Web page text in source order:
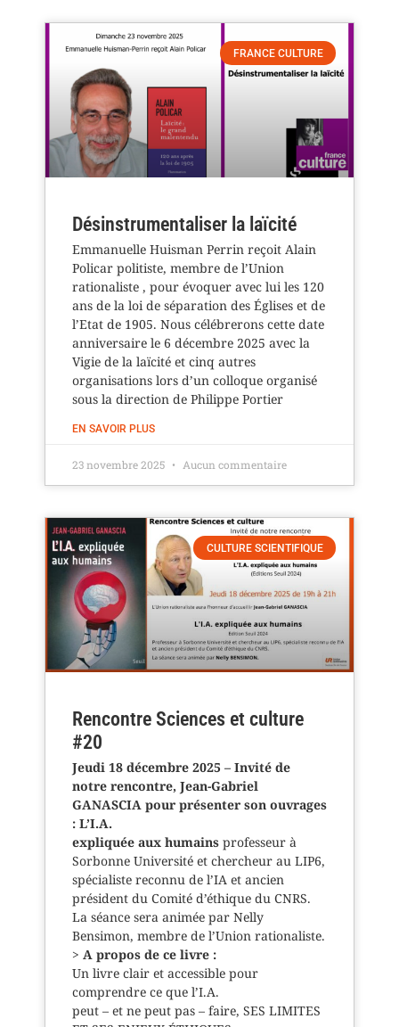
FRANCE CULTURE
Désinstrumentaliser la laïcité
Emmanuelle Huisman Perrin reçoit Alain
Policar politiste, membre de l’Union
rationaliste , pour évoquer avec lui les 120
ans de la loi de séparation des Églises et de
l’Etat de 1905. Nous célébrerons cette date
anniversaire le 6 décembre 2025 avec la
Vigie de la laïcité et cinq autres
organisations lors d’un colloque organisé
sous la direction de Philippe Portier
EN SAVOIR PLUS
23 novembre 2025 Aucun commentaire
CULTURE SCIENTIFIQUE
Rencontre Sciences et culture
#20
Jeudi 18 décembre 2025 – Invité de
notre rencontre, Jean-Gabriel
GANASCIA pour présenter son ouvrages
: L’I.A.
expliquée aux humains professeur à
Sorbonne Université et chercheur au LIP6,
spécialiste reconnu de l’IA et ancien
président du Comité d’éthique du CNRS.
La séance sera animée par Nelly
Bensimon, membre de l’Union rationaliste.
> A propos de ce livre :
Un livre clair et accessible pour
comprendre ce que l’I.A.
peut – et ne peut pas – faire, SES LIMITES